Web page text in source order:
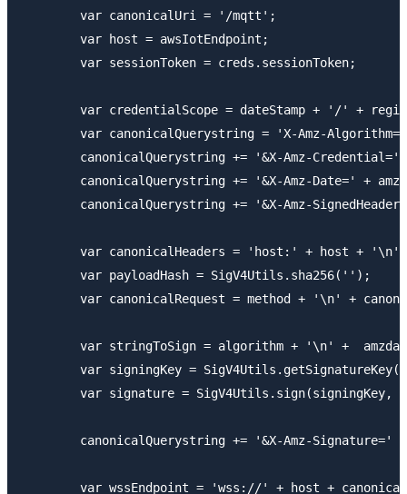
        var canonicalUri = '/mqtt';
        var host = awsIotEndpoint;
        var sessionToken = creds.sessionToken;
var credentialScope = dateStamp + '/' +
var canonicalQuerystring = 'X-Amz-
canonicalQuerystring += '&X-Amz-
canonicalQuerystring += '&X-Amz-Date=' +
canonicalQuerystring += '&X-Amz-
        var canonicalHeaders = 'host:' + host + '\n';
        var payloadHash = SigV4Utils.sha256('');
var canonicalRequest = method + '\n' +
var stringToSign = algorithm + '\n' +
var signingKey =
var signature = SigV4Utils.sign(signingKey,
canonicalQuerystring += '&X-Amz-Signature='
var wssEndpoint = 'wss://' + host +